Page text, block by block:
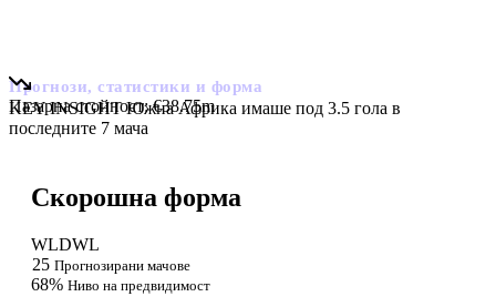
Прогнози, статистики и форма
Пазарна стойност:€38.75m
KEY INSIGHT Южна Африка имаше под 3.5 гола в
последните 7 мача
Скорошна форма
WLDWL
25 Прогнозирани мачове
68% Ниво на предвидимост